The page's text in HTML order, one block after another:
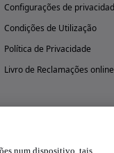
Configurações de
Condições de Utilização
Política de Privacidade
Livro de Reclamações online
num dispositivo, tais